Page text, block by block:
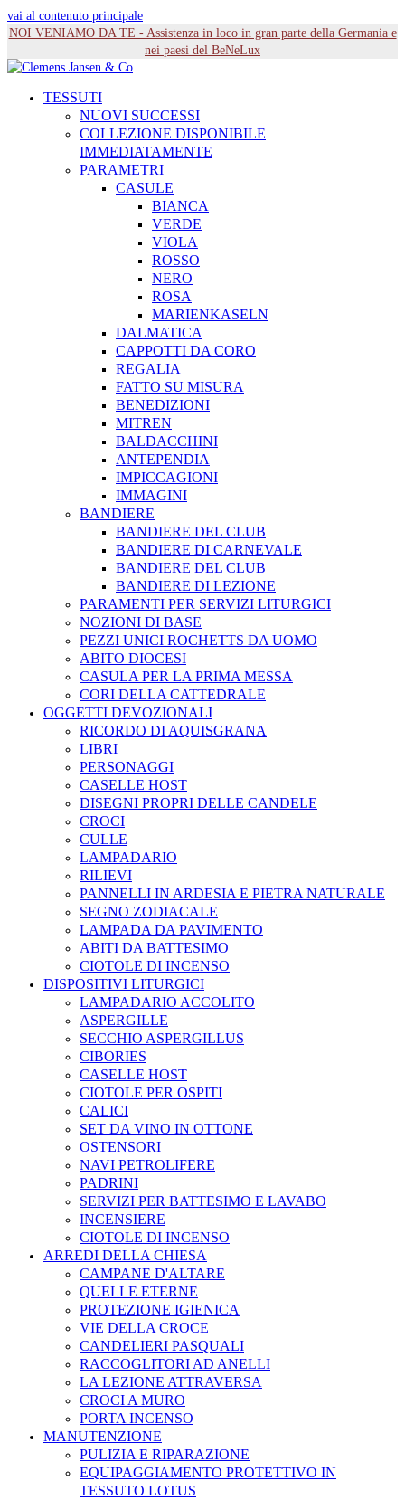
vai al contenuto principale
NOI VENIAMO DA TE - Assistenza in loco in gran parte della Germania e
nei paesi del BeNeLux
TESSUTI
NUOVI SUCCESSI
COLLEZIONE DISPONIBILE
IMMEDIATAMENTE
PARAMETRI
CASULE
BIANCA
VERDE
VIOLA
ROSSO
NERO
ROSA
MARIENKASELN
DALMATICA
CAPPOTTI DA CORO
REGALIA
FATTO SU MISURA
BENEDIZIONI
MITREN
BALDACCHINI
ANTEPENDIA
IMPICCAGIONI
IMMAGINI
BANDIERE
BANDIERE DEL CLUB
BANDIERE DI CARNEVALE
BANDIERE DEL CLUB
BANDIERE DI LEZIONE
PARAMENTI PER SERVIZI LITURGICI
NOZIONI DI BASE
PEZZI UNICI ROCHETTS DA UOMO
ABITO DIOCESI
CASULA PER LA PRIMA MESSA
CORI DELLA CATTEDRALE
OGGETTI DEVOZIONALI
RICORDO DI AQUISGRANA
LIBRI
PERSONAGGI
CASELLE HOST
DISEGNI PROPRI DELLE CANDELE
CROCI
CULLE
LAMPADARIO
RILIEVI
PANNELLI IN ARDESIA E PIETRA NATURALE
SEGNO ZODIACALE
LAMPADA DA PAVIMENTO
ABITI DA BATTESIMO
CIOTOLE DI INCENSO
DISPOSITIVI LITURGICI
LAMPADARIO ACCOLITO
ASPERGILLE
SECCHIO ASPERGILLUS
CIBORIES
CASELLE HOST
CIOTOLE PER OSPITI
CALICI
SET DA VINO IN OTTONE
OSTENSORI
NAVI PETROLIFERE
PADRINI
SERVIZI PER BATTESIMO E LAVABO
INCENSIERE
CIOTOLE DI INCENSO
ARREDI DELLA CHIESA
CAMPANE D'ALTARE
QUELLE ETERNE
PROTEZIONE IGIENICA
VIE DELLA CROCE
CANDELIERI PASQUALI
RACCOGLITORI AD ANELLI
LA LEZIONE ATTRAVERSA
CROCI A MURO
PORTA INCENSO
MANUTENZIONE
PULIZIA E RIPARAZIONE
EQUIPAGGIAMENTO PROTETTIVO IN
TESSUTO LOTUS